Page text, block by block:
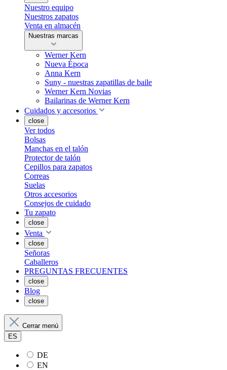
Nuestro equipo
Nuestros zapatos
Venta en almacén
Nuestras marcas
Werner Kern
Nueva Época
Anna Kern
Suny - nuestras zapatillas de baile
Werner Kern Novias
Bailarinas de Werner Kern
Cuidados y accesorios
close
Ver todos
Bolsas
Manchas en el talón
Protector de talón
Cepillos para zapatos
Correas
Suelas
Otros accesorios
Consejos de cuidado
Tu zapato
close
Venta
close
Señoras
Caballeros
PREGUNTAS FRECUENTES
close
Blog
close
Cerrar menú
ES
DE
EN